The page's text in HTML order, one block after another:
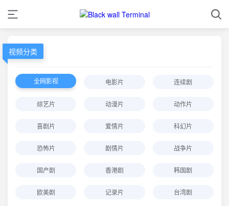
视频分类
全网影视 电影片 连续剧
综艺片 动漫片 动作片
喜剧片 爱情片 科幻片
恐怖片 剧情片 战争片
国产剧 香港剧 韩国剧
欧美剧 记录片 台湾剧